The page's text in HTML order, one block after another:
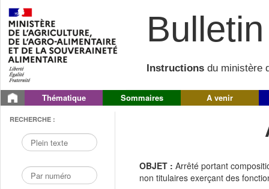
Instructions du ministère
Thématique Sommaires A venir
RECHERCHE :
OBJET : Arrêté portant
non titulaires exerçant des